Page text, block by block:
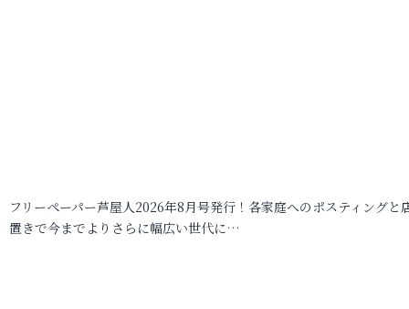
フリーペーパー芦屋人2026年8月号発行！各家庭へのポスティングと
置きで今までよりさらに幅広い世代に…